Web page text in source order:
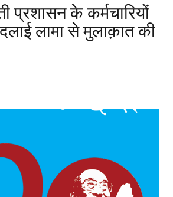
प्रशासन के कर्मचारियों
लामा से मुलाक़ात की